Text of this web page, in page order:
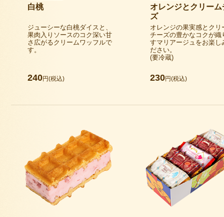
白桃
ジューシーな白桃ダイスと、
果肉入りソースのコク深い甘
さ広がるクリームワッフルで
す。
240円(税込)
オレンジとクリーム
ズ
オレンジの果実感とクリ
チーズの豊かなコクが織
すマリアージュをお楽し
ださい。
(要冷蔵)
230円(税込)